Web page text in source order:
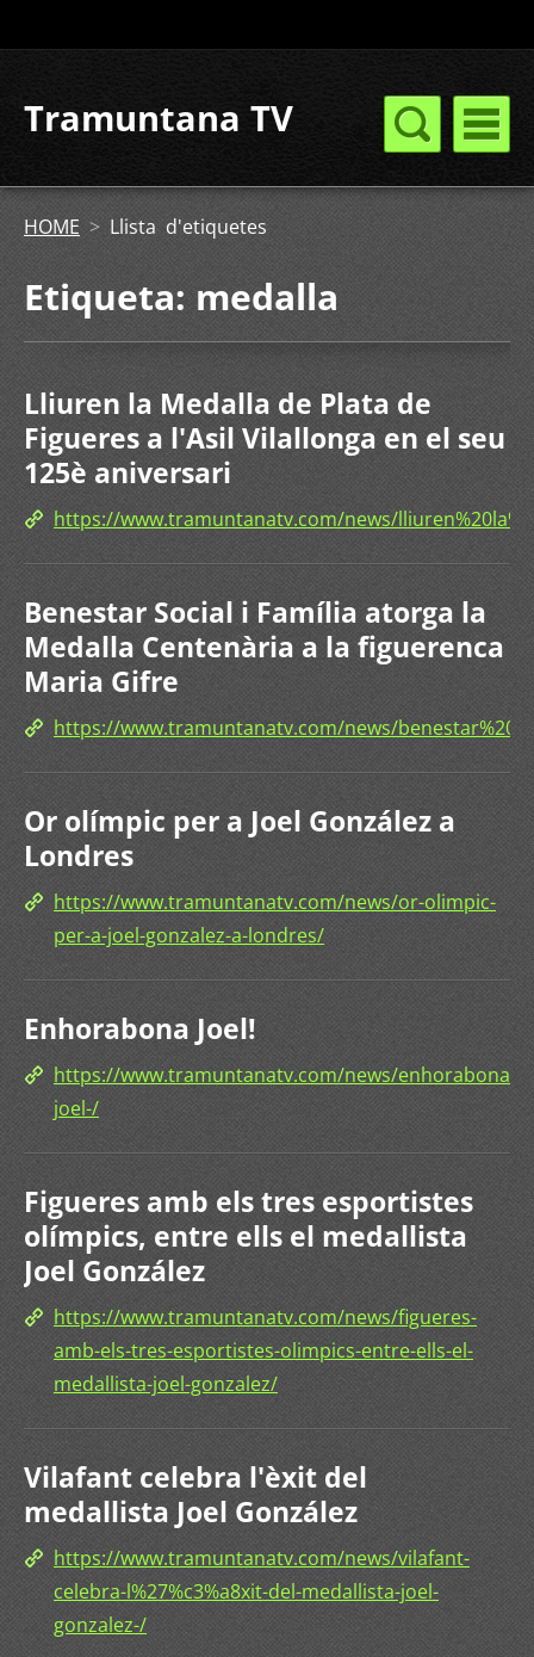
Tramuntana TV
HOME > Llista d'etiquetes
Etiqueta: medalla
Lliuren la Medalla de Plata de
Figueres a l'Asil Vilallonga en el seu
125è aniversari
https://www.tramuntanatv.com/news/
Benestar Social i Família atorga la
Medalla Centenària a la figuerenca
Maria Gifre
https://www.tramuntanatv.com/news/
Or olímpic per a Joel González a
Londres
https://www.tramuntanatv.com/news/or-olimpic-
per-a-joel-gonzalez-a-londres/
Enhorabona Joel!
https://www.tramuntanatv.com/news/enhorabona-
joel-/
Figueres amb els tres esportistes
olímpics, entre ells el medallista
Joel González
https://www.tramuntanatv.com/news/figueres-
amb-els-tres-esportistes-olimpics-entre-ells-el-
medallista-joel-gonzalez/
Vilafant celebra l'èxit del
medallista Joel González
https://www.tramuntanatv.com/news/vilafant-
celebra-l%27%c3%a8xit-del-medallista-joel-
gonzalez-/